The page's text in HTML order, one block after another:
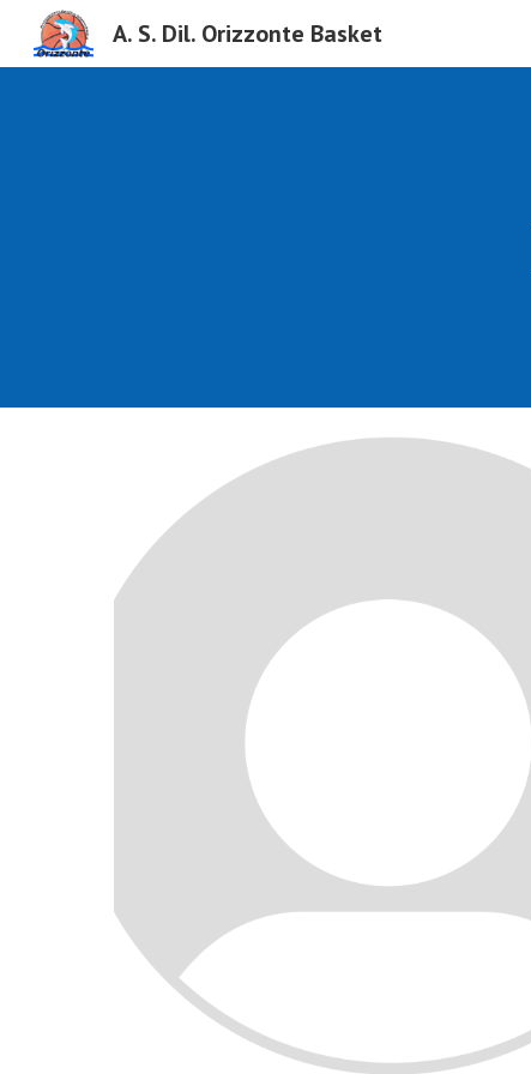
A. S. Dil. Orizzonte Basket